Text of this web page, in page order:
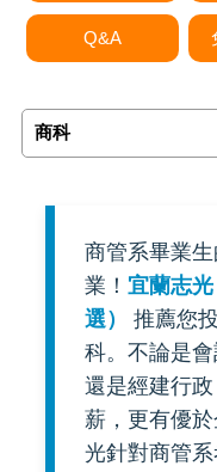
Q&A
商科
商管系畢業
業！ 宜蘭志
選）
推薦您
科。不論是
還是經建行
薪，更有優
光針對商管